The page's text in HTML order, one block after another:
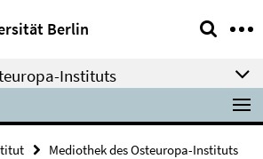
Berlin
Instituts
Mediothek des Osteuropa-Instituts